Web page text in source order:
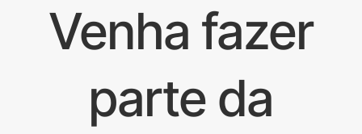
Venha fazer
parte da